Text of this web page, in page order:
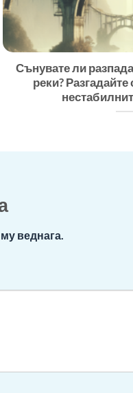
Сънувате ли
реки?
веднага.